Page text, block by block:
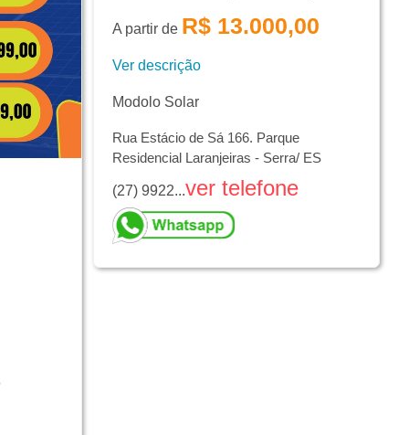
A partir de R$ 13.000,00
Ver descrição
Modolo Solar
Rua Estácio de Sá 166. Parque
Residencial Laranjeiras - Serra/ ES
(27) 9922...ver telefone